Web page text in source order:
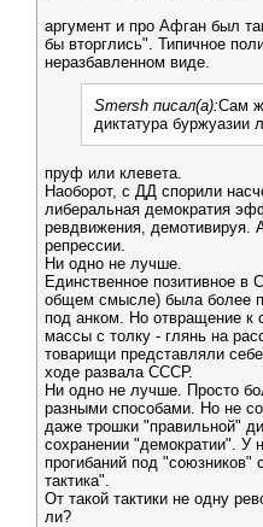
аргумент и про Афган был
бы вторглись". Типичное
неразбавленном виде.
Smersh писал(а):Сам
диктатура
пруф или клевета.
Наоборот, с ДД спорили
либеральная демократия
ревдвижения, демотивируя.
репрессии.
Ни одно не лучше.
Единственное позитивное в
общем смысле) была более
под анком. Но отвращение к
массы с толку - глянь на
товарищи представляли
ходе развала СССР.
Ни одно не лучше. Просто
разными способами. Но не
даже трошки "правильной"
сохранении "демократии".
прогибаний под "союзников"
тактика".
От такой тактики не одну
ли?